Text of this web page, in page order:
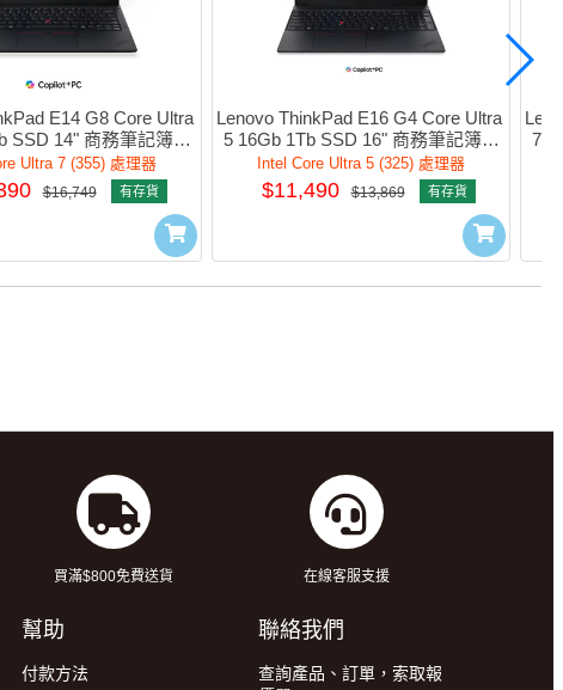
E14 G8 Core Ultra
SSD 14" 商務筆記簿型
#21Y6S00300
Ultra 7 (355) 處理器
$16,749 有存貨
Lenovo ThinkPad E16 G4 Core Ultra
5 16Gb 1Tb SSD 16" 商務筆記簿型
電腦 #21YCS00200
Intel Core Ultra 5 (325) 處理器
$11,490 $13,869 有存貨
7
買滿$800免費送貨 在線客服支援
幫助
付款方法
聯絡我們
查詢產品、訂單，索取報